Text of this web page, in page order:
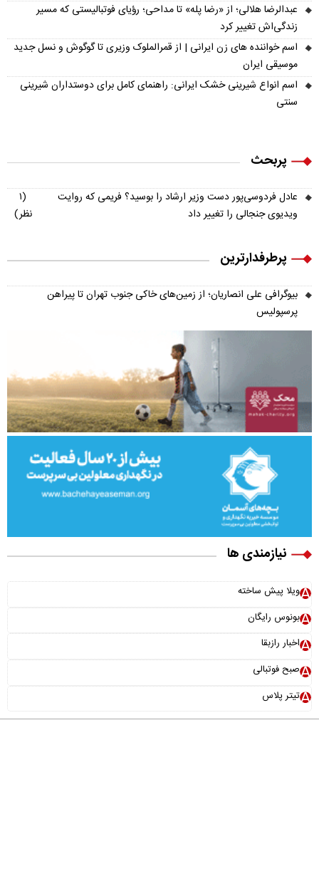
عبدالرضا هلالی؛ از «رضا پله» تا مداحی؛ رؤیای فوتبالیستی که مسیر
زندگی‌اش تغییر کرد
اسم خواننده های زن ایرانی | از قمرالملوک وزیری تا گوگوش و نسل جدید
موسیقی ایران
اسم انواع شیرینی خشک ایرانی: راهنمای کامل برای دوستداران شیرینی
سنتی
پربحث
عادل فردوسی‌پور دست وزیر ارشاد را بوسید؟ فریمی که روایت
ویدیوی جنجالی را تغییر داد
(۱
نظر)
پرطرفدارترین
بیوگرافی علی انصاریان؛ از زمین‌های خاکی جنوب تهران تا پیراهن
پرسپولیس
نیازمندی ها
ویلا پیش ساخته
بونوس رایگان
اخبار رازبقا
صبح فوتبالی
تیتر پلاس